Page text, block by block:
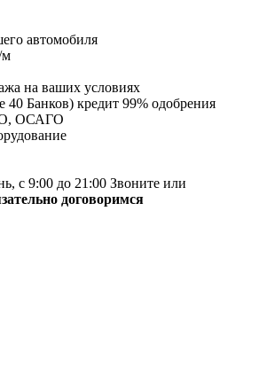
автомобиля
м
на ваших условиях
40 Банков) кредит 99% одобрения
ОСАГО
с 9:00 до 21:00 Звоните или
договоримся